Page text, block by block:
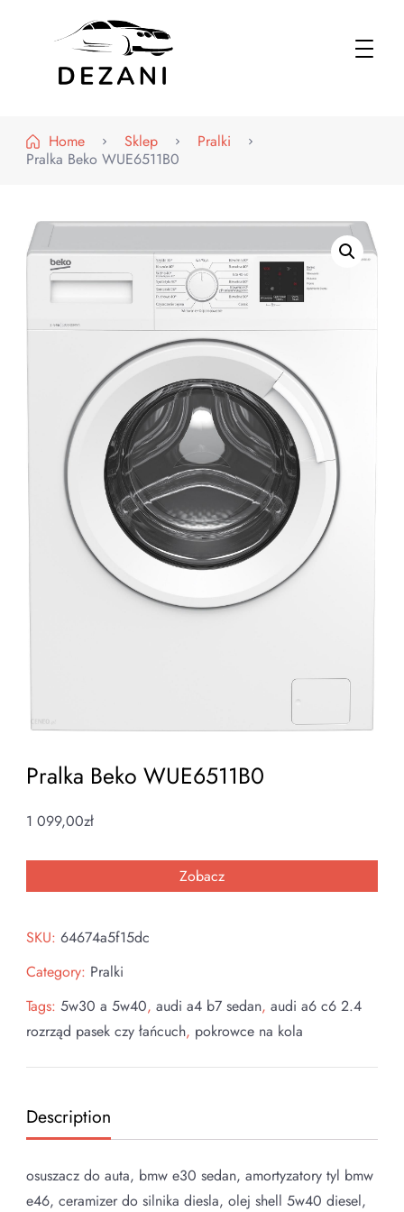
Home
Sklep
Pralki
Pralka Beko WUE6511B0
Pralka Beko WUE6511B0
1 099,00zł
Zobacz
SKU: 64674a5f15dc
Category: Pralki
Tags: 5w30 a 5w40, audi a4 b7 sedan, audi a6 c6 2.4
rozrząd pasek czy łańcuch, pokrowce na kola
Description
osuszacz do auta, bmw e30 sedan, amortyzatory tyl bmw
e46, ceramizer do silnika diesla, olej shell 5w40 diesel,